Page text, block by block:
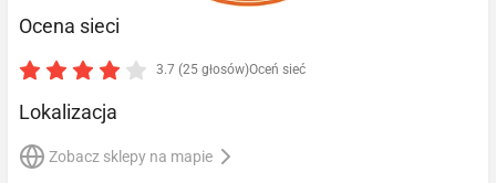
Ocena sieci
3.7 (25 głosów)Oceń sieć
Lokalizacja
Zobacz sklepy na mapie